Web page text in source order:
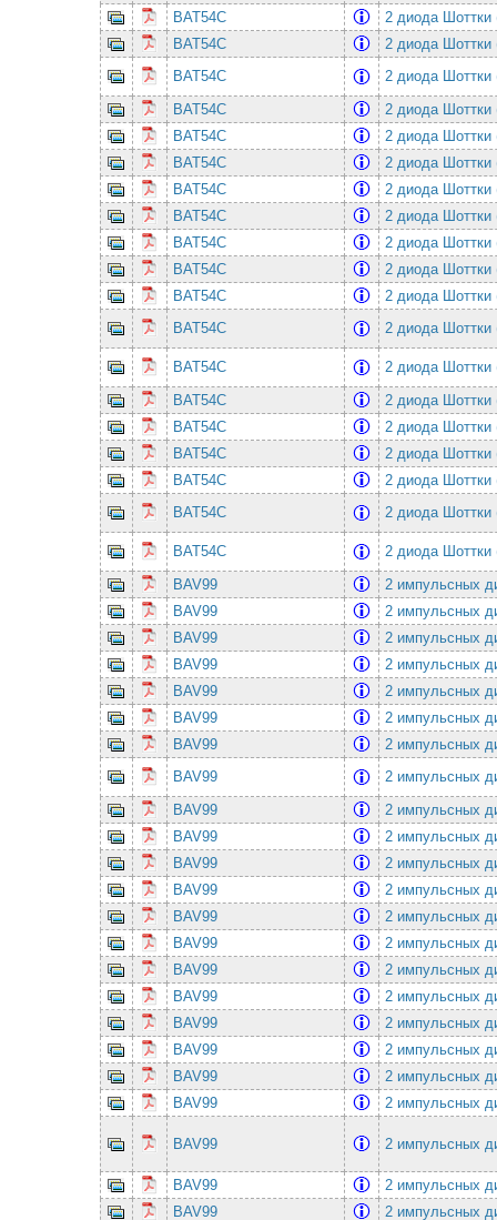
BAT54C
2 диода
BAT54C
2 диода
BAT54C
2 диода
BAT54C
2 диода
BAT54C
2 диода
BAT54C
2 диода
BAT54C
2 диода
BAT54C
2 диода
BAT54C
2 диода
BAT54C
2 диода
BAT54C
2 диода
BAT54C
2 диода
BAT54C
2 диода
BAT54C
2 диода
BAT54C
2 диода
BAT54C
2 диода
BAT54C
2 диода
BAT54C
2 диода
BAT54C
2 диода
BAV99
2 импульсных
BAV99
2 импульсных
BAV99
2 импульсных
BAV99
2 импульсных
BAV99
2 импульсных
BAV99
2 импульсных
BAV99
2 импульсных
BAV99
2 импульсных
BAV99
2 импульсных
BAV99
2 импульсных
BAV99
2 импульсных
BAV99
2 импульсных
BAV99
2 импульсных
BAV99
2 импульсных
BAV99
2 импульсных
BAV99
2 импульсных
BAV99
2 импульсных
BAV99
2 импульсных
BAV99
2 импульсных
BAV99
2 импульсных
BAV99 2 импульсных
BAV99
2 импульсных
BAV99
2 импульсных